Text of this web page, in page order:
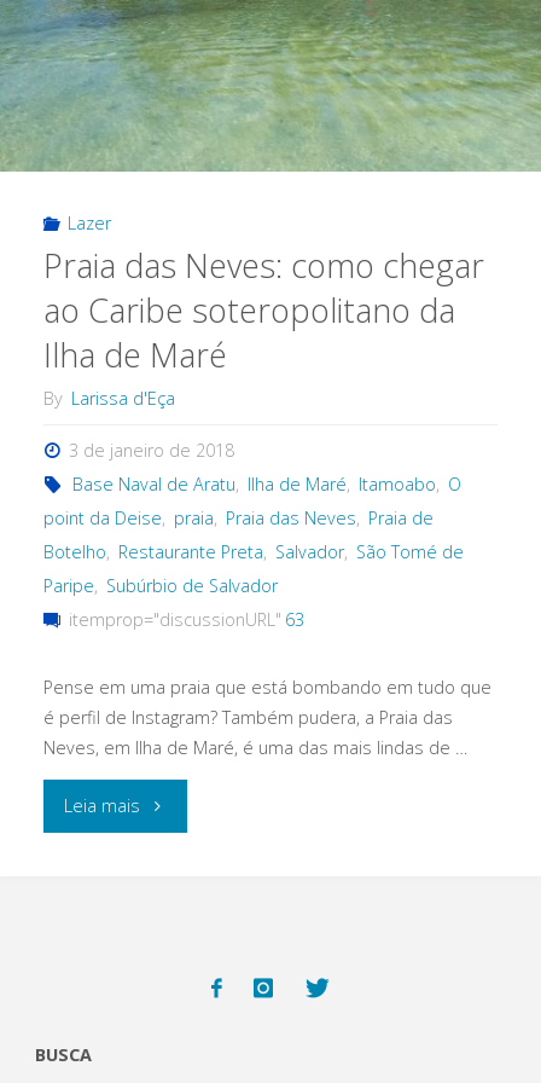
Lazer
Praia das Neves: como chegar
ao Caribe soteropolitano da
Ilha de Maré
By Larissa d'Eça
3 de janeiro de 2018
Base Naval de Aratu, Ilha de Maré, Itamoabo, O
point da Deise, praia, Praia das Neves, Praia de
Botelho, Restaurante Preta, Salvador, São Tomé de
Paripe, Subúrbio de Salvador
itemprop="discussionURL" 63
Pense em uma praia que está bombando em tudo que
é perfil de Instagram? Também pudera, a Praia das
Neves, em Ilha de Maré, é uma das mais lindas de …
Leia mais "Praia
BUSCA